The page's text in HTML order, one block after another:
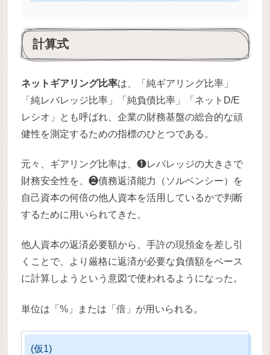
計算式
ネットギアリング比率は、「純ギアリング比率」
「純レバレッジ比率」「純負債比率」「ネットD/E
レシオ」とも呼ばれ、企業の財務基盤の総合的な頑
健性を測定するための指標のひとつである。
元々、ギアリング比率は、❶レバレッジの大きさで
財務安全性を、❷債務返済能力（ソルベンシー）を
自己資本の何倍の他人資本を活用しているかで判断
するために用いられてきた。
他人資本の返済必要額から、手許の現預金を差し引
くことで、より厳格に返済が必要な負債額をベース
に計算しようという意図で使われるようになった。
単位は「%」または「倍」が用いられる。
(仮1)